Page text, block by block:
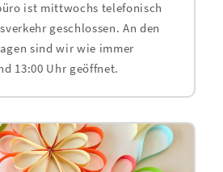
ist mittwochs telefonisch
geschlossen. An den
sind wir wie immer
13:00 Uhr geöffnet.